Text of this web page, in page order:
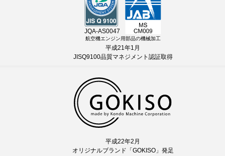
航空機エンジン用部品の機械加工
平成21年1月
JISQ9100品質マネジメント認証取得
平成22年2月
オリジナルブランド「GOKISO」発足